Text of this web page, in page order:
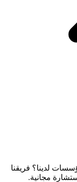
لدينا؟ فريقنا
مجانية.